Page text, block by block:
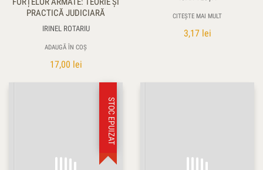
PRACTICĂ JUDICIARĂ
IRINEL ROTARIU
ADAUGĂ ÎN COȘ
17,00 lei
CITEȘTE MAI MULT
3,17 lei
STOC EPUIZAT